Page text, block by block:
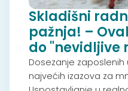
Skladišni
pažnja! –
do "nevidljive
Dosezanje
najvećih izazova za